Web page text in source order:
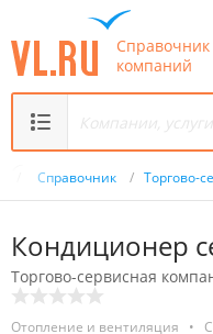
Справочник
компаний
Справочник / Торгово-
Кондиционер
Торгово-сервисная
Отопление и вентиляция •